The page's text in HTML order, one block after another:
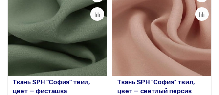
Ткань SPH "София" твил,
цвет — фисташка
Ткань SPH "София" твил,
цвет — светлый персик